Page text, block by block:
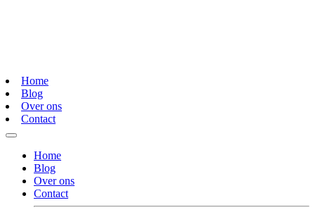
Home
Blog
Over ons
Contact
Home
Blog
Over ons
Contact